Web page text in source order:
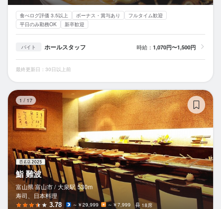
食べログ評価 3.5以上 ボーナス・賞与あり
フルタイム歓迎
平日のみ勤務OK
新卒歓迎
バイト ホールスタッフ 時給： 1,070円〜1,500円
最終更新日：30日以上前
1 / 17
鮨 難波
富山県 富山市 / 大泉駅 530m
寿司、日本料理
3.78 ～￥29,999 ～￥7,999 18席